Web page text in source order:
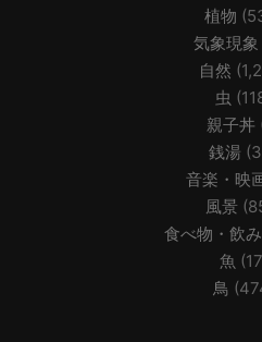
植物
気象現象
自然
虫
親子丼
銭湯
音楽・映
風景
食べ物・飲
魚
鳥